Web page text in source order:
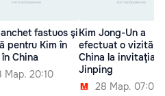
fastuos şi
pentru Kim în
China
Мар. 20:10
Kim Jong-Un a
efectuat o vizită în
China la invitaţia
Jinping
28 Мар. 07:00